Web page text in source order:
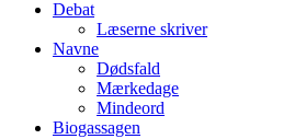
Debat
Læserne skriver
Navne
Dødsfald
Mærkedage
Mindeord
Biogassagen